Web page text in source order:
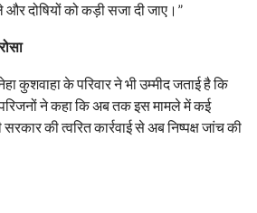
और दोषियों को कड़ी सजा दी जाए।”
कुशवाहा के परिवार ने भी उम्मीद जताई है कि
परिजनों ने कहा कि अब तक इस मामले में कई
की त्वरित कार्रवाई से अब निष्पक्ष जांच की